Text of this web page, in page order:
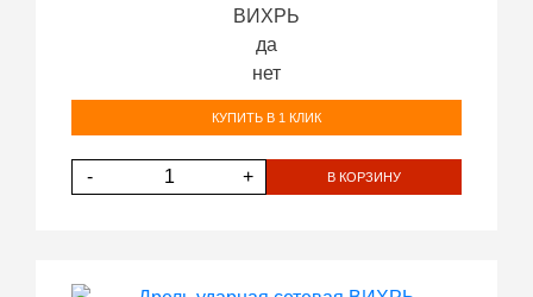
ВИХРЬ
да
нет
КУПИТЬ В 1 КЛИК
- + В КОРЗИНУ